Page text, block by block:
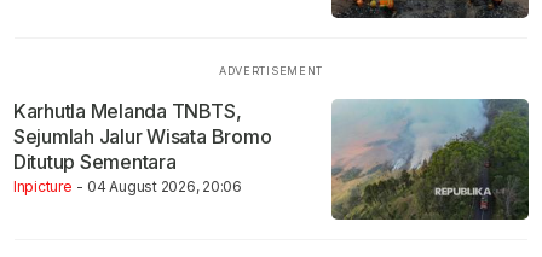
Karhutla Melanda TNBTS,
Sejumlah Jalur Wisata Bromo
Ditutup Sementara
Inpicture - 04 August 2026, 20:06